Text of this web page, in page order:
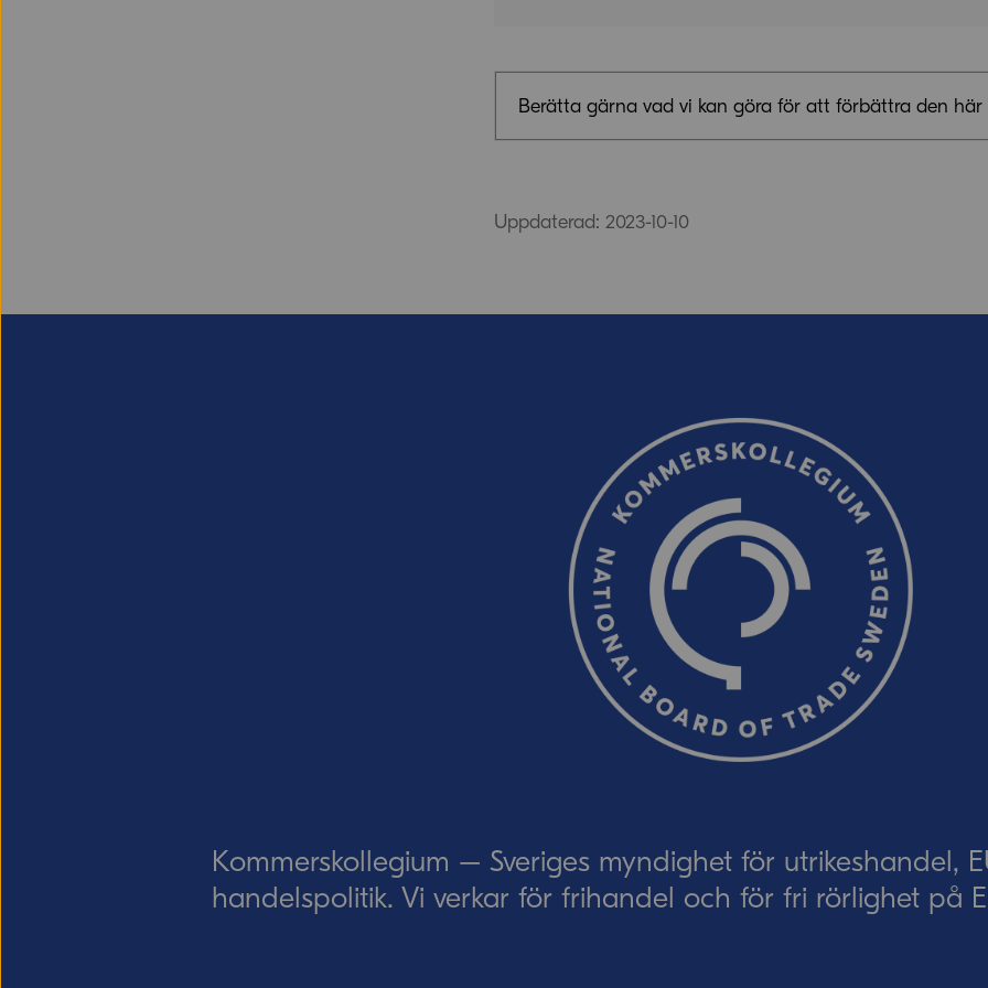
E-post
Meddelande
Skicka
Berätta gärna vad vi kan göra för att förbättra den här
Ordverifiering Uppdatera captcha
Uppdaterad: 2023-10-10
Kommerskollegium – Sveriges myndighet för utrikeshandel,
handelspolitik. Vi verkar för frihandel och för fri rörlighet på